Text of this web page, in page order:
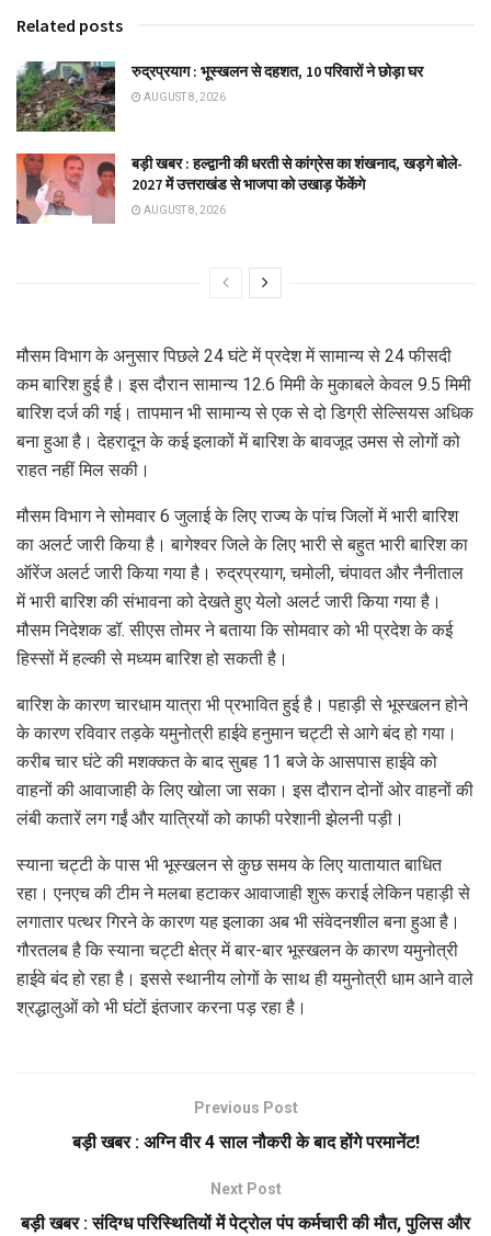
Related posts
रुद्रप्रयाग : भूस्खलन से दहशत, 10 परिवारों ने छोड़ा घर
AUGUST 8, 2026
बड़ी खबर : हल्द्वानी की धरती से कांग्रेस का शंखनाद, खड़गे बोले-
2027 में उत्तराखंड से भाजपा को उखाड़ फेंकेंगे
AUGUST 8, 2026
मौसम विभाग के अनुसार पिछले 24 घंटे में प्रदेश में सामान्य से 24 फीसदी
कम बारिश हुई है। इस दौरान सामान्य 12.6 मिमी के मुकाबले केवल 9.5 मिमी
बारिश दर्ज की गई। तापमान भी सामान्य से एक से दो डिग्री सेल्सियस अधिक
बना हुआ है। देहरादून के कई इलाकों में बारिश के बावजूद उमस से लोगों को
राहत नहीं मिल सकी।
मौसम विभाग ने सोमवार 6 जुलाई के लिए राज्य के पांच जिलों में भारी बारिश
का अलर्ट जारी किया है। बागेश्वर जिले के लिए भारी से बहुत भारी बारिश का
ऑरेंज अलर्ट जारी किया गया है। रुद्रप्रयाग, चमोली, चंपावत और नैनीताल
में भारी बारिश की संभावना को देखते हुए येलो अलर्ट जारी किया गया है।
मौसम निदेशक डॉ. सीएस तोमर ने बताया कि सोमवार को भी प्रदेश के कई
हिस्सों में हल्की से मध्यम बारिश हो सकती है।
बारिश के कारण चारधाम यात्रा भी प्रभावित हुई है। पहाड़ी से भूस्खलन होने
के कारण रविवार तड़के यमुनोत्री हाईवे हनुमान चट्टी से आगे बंद हो गया।
करीब चार घंटे की मशक्कत के बाद सुबह 11 बजे के आसपास हाईवे को
वाहनों की आवाजाही के लिए खोला जा सका। इस दौरान दोनों ओर वाहनों की
लंबी कतारें लग गईं और यात्रियों को काफी परेशानी झेलनी पड़ी।
स्याना चट्टी के पास भी भूस्खलन से कुछ समय के लिए यातायात बाधित
रहा। एनएच की टीम ने मलबा हटाकर आवाजाही शुरू कराई लेकिन पहाड़ी से
लगातार पत्थर गिरने के कारण यह इलाका अब भी संवेदनशील बना हुआ है।
गौरतलब है कि स्याना चट्टी क्षेत्र में बार-बार भूस्खलन के कारण यमुनोत्री
हाईवे बंद हो रहा है। इससे स्थानीय लोगों के साथ ही यमुनोत्री धाम आने वाले
श्रद्धालुओं को भी घंटों इंतजार करना पड़ रहा है।
Previous Post
बड़ी खबर : अग्नि वीर 4 साल नौकरी के बाद होंगे परमानेंट!
Next Post
बड़ी खबर : संदिग्ध परिस्थितियों में पेट्रोल पंप कर्मचारी की मौत, पुलिस और